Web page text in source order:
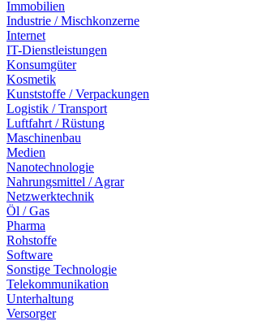
Immobilien
Industrie / Mischkonzerne
Internet
IT-Dienstleistungen
Konsumgüter
Kosmetik
Kunststoffe / Verpackungen
Logistik / Transport
Luftfahrt / Rüstung
Maschinenbau
Medien
Nanotechnologie
Nahrungsmittel / Agrar
Netzwerktechnik
Öl / Gas
Pharma
Rohstoffe
Software
Sonstige Technologie
Telekommunikation
Unterhaltung
Versorger